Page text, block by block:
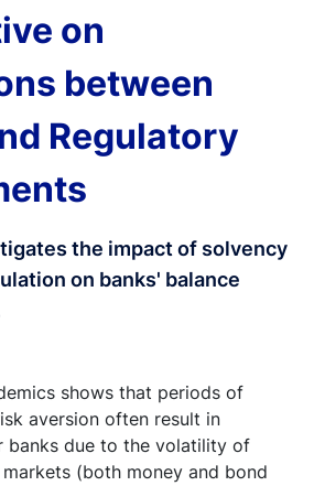
on
between
Regulatory
the impact of solvency
on banks' balance
shows that periods of
aversion often result in
banks due to the volatility of
(both money and bond